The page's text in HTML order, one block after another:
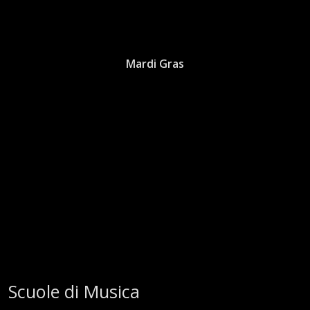
Mardi Gras
Scuole di Musica